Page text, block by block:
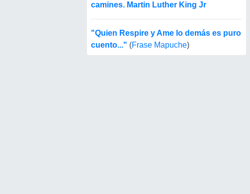
camines. Martin Luther King Jr
"Quien Respire y Ame lo demás es puro
cuento..." (Frase Mapuche)